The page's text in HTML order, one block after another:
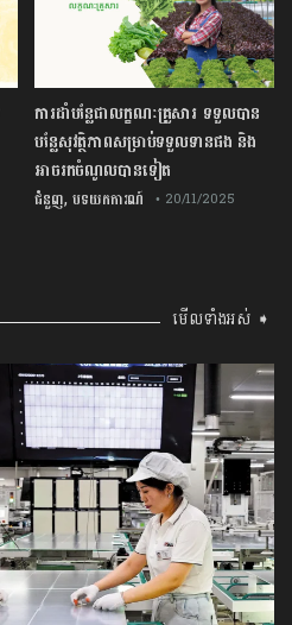
ការដាំបន្លែជាលក្ខណៈគ្រួសារ ទទួលបាន
បន្លែសុវត្ថិភាពសម្រាប់ទទួលទានផង និង
អាចរកចំណូលបានទៀត
ជំនួញ,បទយកការណ៍ • 20/11/2025
មើលទាំងអស់ ➧